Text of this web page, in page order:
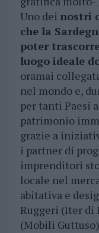
Uno dei nostri
che la
poter
luogo ideale
oramai
nel mondo e,
per tanti Paesi
patrimonio
grazie a
i partner di
imprenditori
locale nel
abitativa e
Ruggeri (Iter di
(Mobili